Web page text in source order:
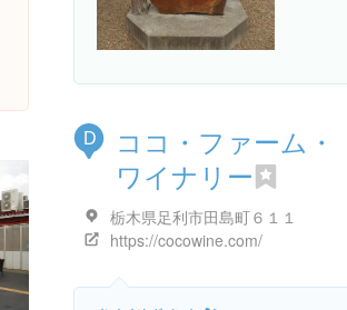
D
ココ・ファーム・
ワイナリー
栃木県足利市田島町６１１
https://cocowine.com/